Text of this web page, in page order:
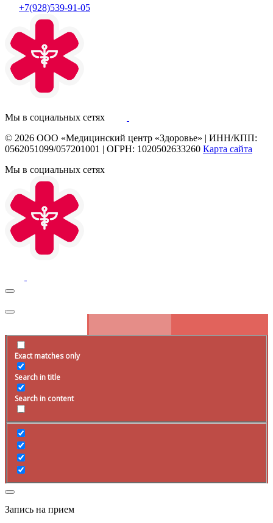
+7(928)539-91-05
Мы в социальных сетях
© 2026 ООО «Медицинский центр «Здоровье» | ИНН/КПП:
0562051099/057201001 | ОГРН: 1020502633260 Карта сайта
Мы в социальных сетях
Exact matches only
Search in title
Search in content
Запись на прием